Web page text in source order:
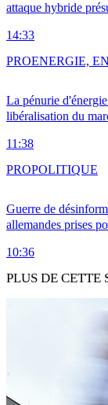
attaque hybride
14:33
La pénurie
libéralisation du
11:38
PROENERGIE,
Guerre de
allemandes prises
10:36
PROPOLITIQUE
PLUS DE CETTE